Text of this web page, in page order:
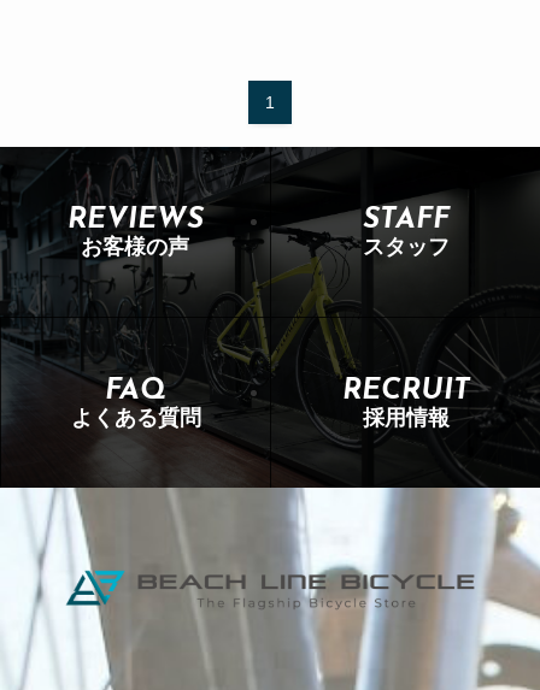
1
REVIEWS
お客様の声
STAFF
スタッフ
FAQ
よくある質問
RECRUIT
採用情報